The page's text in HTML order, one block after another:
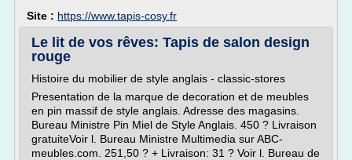
Site : https://www.tapis-cosy.fr
Le lit de vos rêves: Tapis de salon design
rouge
Histoire du mobilier de style anglais - classic-stores
Presentation de la marque de decoration et de meubles
en pin massif de style anglais. Adresse des magasins.
Bureau Ministre Pin Miel de Style Anglais. 450 ? Livraison
gratuiteVoir l. Bureau Ministre Multimedia sur ABC-
meubles.com. 251,50 ? + Livraison: 31 ? Voir l. Bureau de